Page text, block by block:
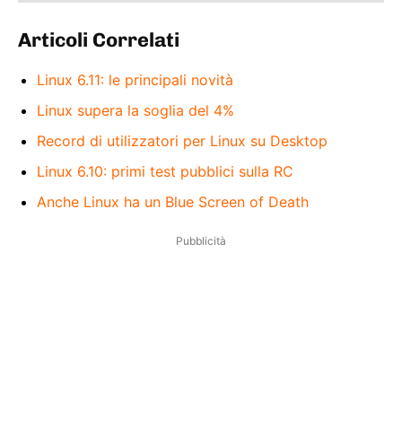
Articoli Correlati
Linux 6.11: le principali novità
Linux supera la soglia del 4%
Record di utilizzatori per Linux su Desktop
Linux 6.10: primi test pubblici sulla RC
Anche Linux ha un Blue Screen of Death
Pubblicità